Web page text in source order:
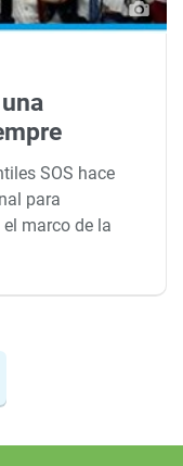
SOS hace
para
marco de la